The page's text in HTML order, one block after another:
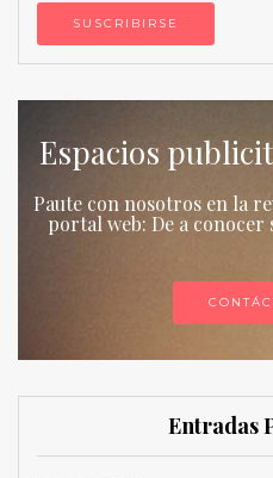
Espacios
Paute con nosotros en la
portal web: De a
Entradas